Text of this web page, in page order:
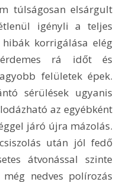
túlságosan elsárgult
igényli a teljes
korrigálása elég
rá időt és
felületek épek.
sérülések ugyanis
az egyébként
járó újra mázolás.
után jól fedő
átvonással szinte
nedves polírozás